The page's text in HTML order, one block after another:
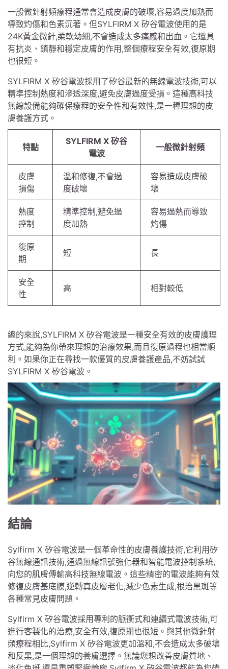
一般微針射頻療程通常會造成皮膚的破壞,容易過度加熱而
導致灼傷和色素沉著。但SYLFIRM X 矽谷電波使用的是
24K黃金微針,柔軟幼細,不會造成太多痛感和出血。它還具
有抗炎、鎮靜和穩定皮膚的作用,整個療程安全有效,復原期
也很短。
SYLFIRM X 矽谷電波採用了矽谷最新的無線電波技術,可以
精準控制熱度和滲透深度,避免皮膚過度受損。這種高科技
無線設備能夠確保療程的安全性和有效性,是一種理想的皮
膚養護方式。
特點
SYLFIRM X 矽谷
電波
一般微針射頻
皮膚
損傷
溫和修復,不會過
度破壞
容易造成皮膚破
壞
熱度
控制
精準控制,避免過
度加熱
容易過熱而導致
灼傷
復原
期
短 長
安全
性
高 相對較低
總的來說,SYLFIRM X 矽谷電波是一種安全有效的皮膚護理
方式,能夠為你帶來理想的治療效果,而且復原過程也相當順
利。如果你正在尋找一款優質的皮膚養護產品,不妨試試
SYLFIRM X 矽谷電波。
結論
Sylfirm X 矽谷電波是一個革命性的皮膚養護技術,它利用矽
谷無線通訊技術,通過無線訊號強化器和智能電波控制系統,
向您的肌膚傳輸高科技無線電波。這些精密的電波能夠有效
修復皮膚基底膜,逆轉真皮層老化,減少色素生成,根治黑斑等
各種常見皮膚問題。
Sylfirm X 矽谷電波採用專利的脈衝式和連續式電波技術,可
進行客製化的治療,安全有效,復原期也很短。與其他微針射
頻療程相比,Sylfirm X 矽谷電波更加溫和,不会造成太多破壞
和反黑,是一個理想的養膚選擇。無論您想改善皮膚質地、